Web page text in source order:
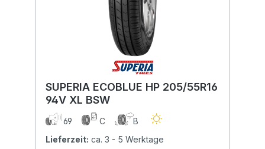
SUPERIA ECOBLUE HP 205/55R16
94V XL BSW
69 C
B
Lieferzeit: ca. 3 - 5 Werktage